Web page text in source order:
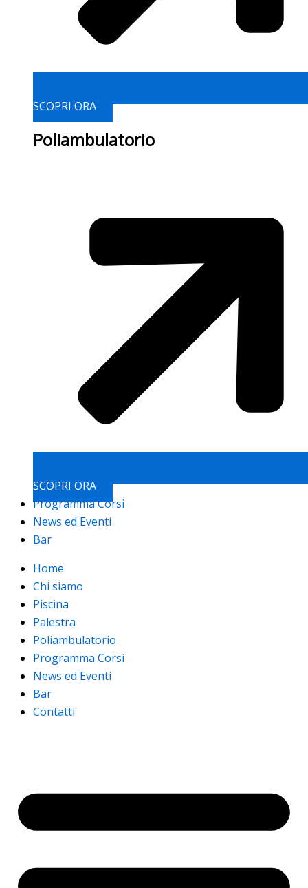
SCOPRI ORA
Poliambulatorio
SCOPRI ORA
Programma Corsi
News ed Eventi
Bar
Home
Chi siamo
Piscina
Palestra
Poliambulatorio
Programma Corsi
News ed Eventi
Bar
Contatti